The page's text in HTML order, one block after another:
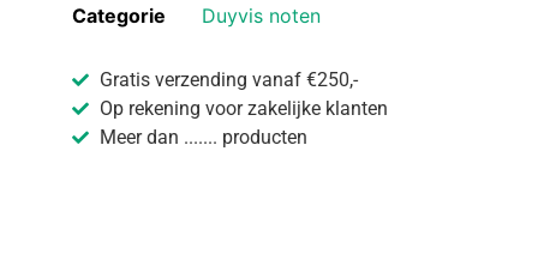
Categorie
Duyvis noten
Gratis verzending vanaf €250,-
Op rekening voor zakelijke klanten
Meer dan ....... producten